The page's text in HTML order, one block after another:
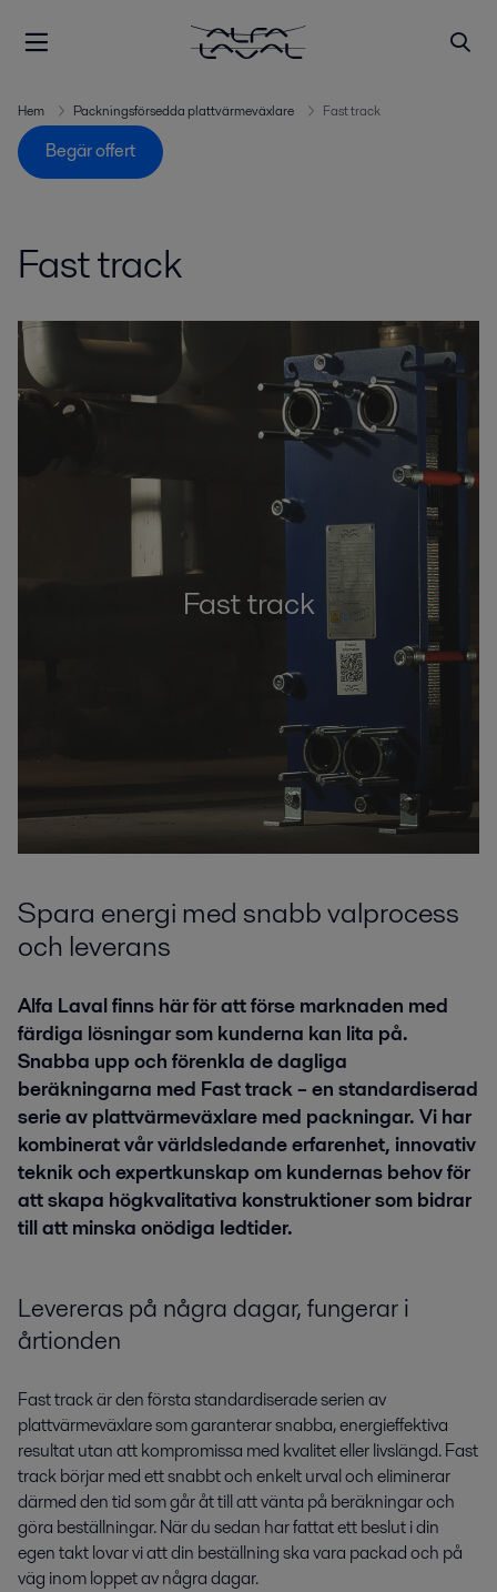
Hem Packningsförsedda plattvärmeväxlare Fast track
Begär offert
Fast track
Fast track
Spara energi med snabb valprocess
och leverans
Alfa Laval finns här för att förse marknaden med
färdiga lösningar som kunderna kan lita på.
Snabba upp och förenkla de dagliga
beräkningarna med Fast track – en standardiserad
serie av plattvärmeväxlare med packningar. Vi har
kombinerat vår världsledande erfarenhet, innovativ
teknik och expertkunskap om kundernas behov för
att skapa högkvalitativa konstruktioner som bidrar
till att minska onödiga ledtider.
Levereras på några dagar, fungerar i
årtionden
Fast track är den första standardiserade serien av
plattvärmeväxlare som garanterar snabba, energieffektiva
resultat utan att kompromissa med kvalitet eller livslängd. Fast
track börjar med ett snabbt och enkelt urval och eliminerar
därmed den tid som går åt till att vänta på beräkningar och
göra beställningar. När du sedan har fattat ett beslut i din
egen takt lovar vi att din beställning ska vara packad och på
väg inom loppet av några dagar.